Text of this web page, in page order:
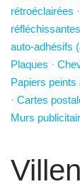
rétroéclairées ·
réfléchissantes
auto-adhésifs
Plaques ·
Papiers peints
· Cartes
Murs